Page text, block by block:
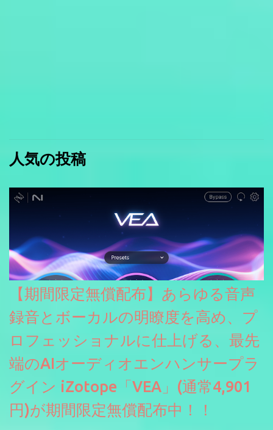
人気の投稿
【期間限定無償配布】あらゆる音声
録音とボーカルの明瞭度を高め、プ
ロフェッショナルに仕上げる、最先
端のAIオーディオエンハンサープラ
グイン iZotope「VEA」(通常4,901
円)が期間限定無償配布中！！